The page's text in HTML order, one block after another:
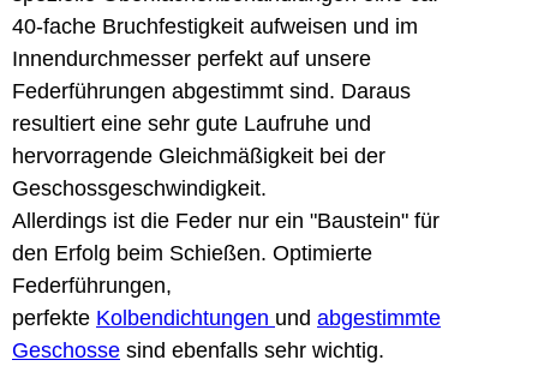
40-fache Bruchfestigkeit aufweisen und im
Innendurchmesser perfekt auf unsere
Federführungen abgestimmt sind. Daraus
resultiert eine sehr gute Laufruhe und
hervorragende Gleichmäßigkeit bei der
Geschossgeschwindigkeit.
Allerdings ist die Feder nur ein "Baustein" für
den Erfolg beim Schießen. Optimierte
Federführungen,
perfekte Kolbendichtungen und abgestimmte
Geschosse sind ebenfalls sehr wichtig.